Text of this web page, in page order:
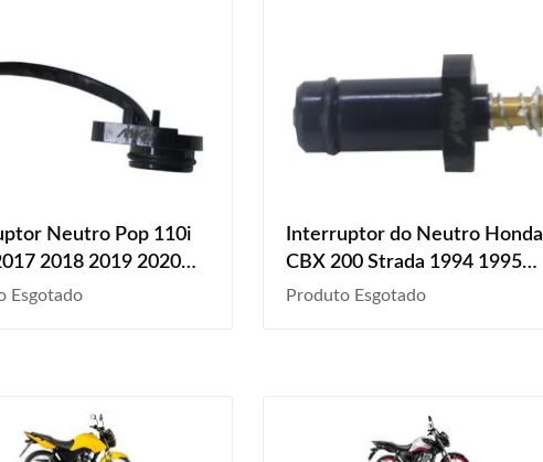
Neutro Pop 110i
2018 2019 2020
2023
Esgotado
Interruptor do Neutro Honda
CBX 200 Strada 1994 1995
1996 1997 1998 1999 2000
Produto Esgotado